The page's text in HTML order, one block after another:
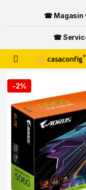
☎ Magasin
☎
Open
-2%